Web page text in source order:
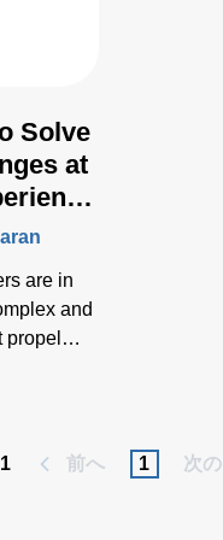
Solve
at
are in
and
propel
1 前へ 1 次